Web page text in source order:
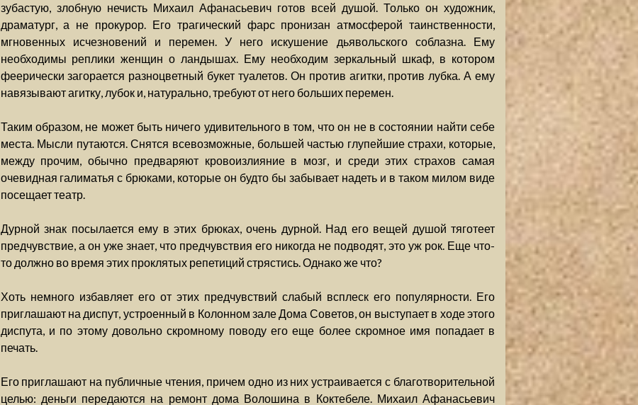
зубастую, злобную нечисть Михаил Афанасьевич готов всей душой. Только он художник,
драматург, а не прокурор. Его трагический фарс пронизан атмосферой таинственности,
мгновенных исчезновений и перемен. У него искушение дьявольского соблазна. Ему
необходимы реплики женщин о ландышах. Ему необходим зеркальный шкаф, в котором
феерически загорается разноцветный букет туалетов. Он против агитки, против лубка. А ему
навязывают агитку, лубок и, натурально, требуют от него больших перемен.
Таким образом, не может быть ничего удивительного в том, что он не в состоянии найти себе
места. Мысли путаются. Снятся всевозможные, большей частью глупейшие страхи, которые,
между прочим, обычно предваряют кровоизлияние в мозг, и среди этих страхов самая
очевидная галиматья с брюками, которые он будто бы забывает надеть и в таком милом виде
посещает театр.
Дурной знак посылается ему в этих брюках, очень дурной. Над его вещей душой тяготеет
предчувствие, а он уже знает, что предчувствия его никогда не подводят, это уж рок. Еще что-
то должно во время этих проклятых репетиций стрястись. Однако же что?
Хоть немного избавляет его от этих предчувствий слабый всплеск его популярности. Его
приглашают на диспут, устроенный в Колонном зале Дома Советов, он выступает в ходе этого
диспута, и по этому довольно скромному поводу его еще более скромное имя попадает в
печать.
Его приглашают на публичные чтения, причем одно из них устраивается с благотворительной
целью: деньги передаются на ремонт дома Волошина в Коктебеле. Михаил Афанасьевич